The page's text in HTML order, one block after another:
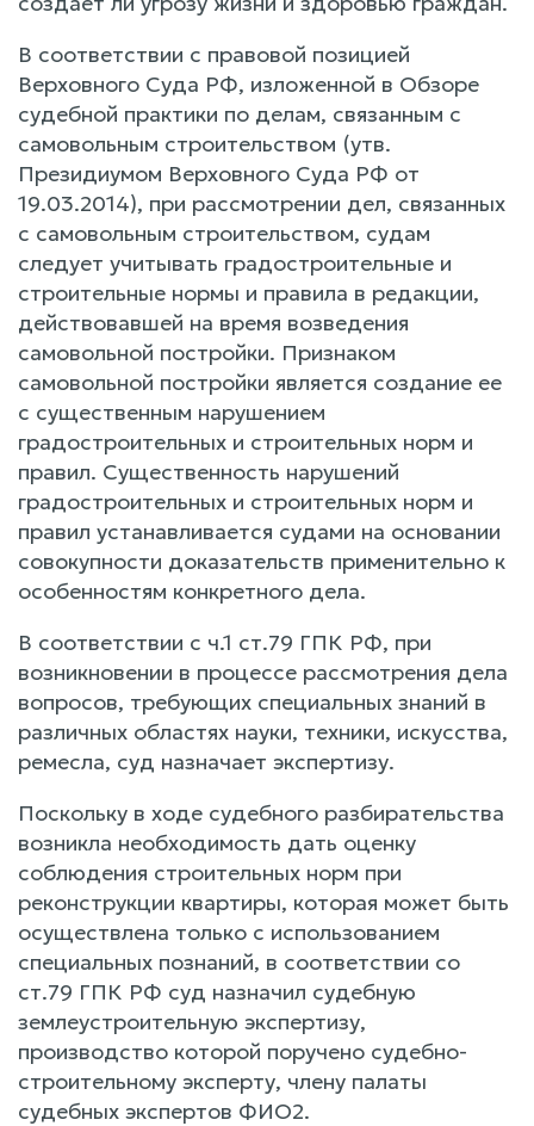
В соответствии с правовой позицией
Верховного Суда РФ, изложенной в Обзоре
судебной практики по делам, связанным с
самовольным строительством (утв.
Президиумом Верховного Суда РФ от
19.03.2014), при рассмотрении дел, связанных
с самовольным строительством, судам
следует учитывать градостроительные и
строительные нормы и правила в редакции,
действовавшей на время возведения
самовольной постройки. Признаком
самовольной постройки является создание ее
с существенным нарушением
градостроительных и строительных норм и
правил. Существенность нарушений
градостроительных и строительных норм и
правил устанавливается судами на основании
совокупности доказательств применительно к
особенностям конкретного дела.
В соответствии с ч.1 ст.79 ГПК РФ, при
возникновении в процессе рассмотрения дела
вопросов, требующих специальных знаний в
различных областях науки, техники, искусства,
ремесла, суд назначает экспертизу.
Поскольку в ходе судебного разбирательства
возникла необходимость дать оценку
соблюдения строительных норм при
реконструкции квартиры, которая может быть
осуществлена только с использованием
специальных познаний, в соответствии со
ст.79 ГПК РФ суд назначил судебную
землеустроительную экспертизу,
производство которой поручено судебно-
строительному эксперту, члену палаты
судебных экспертов ФИО2.